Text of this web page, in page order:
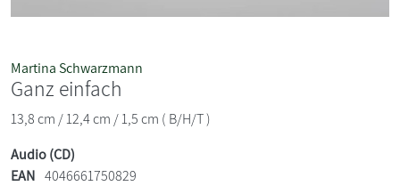
Martina Schwarzmann
Ganz einfach
13,8 cm / 12,4 cm / 1,5 cm ( B/H/T )
Audio (CD)
EAN 4046661750829